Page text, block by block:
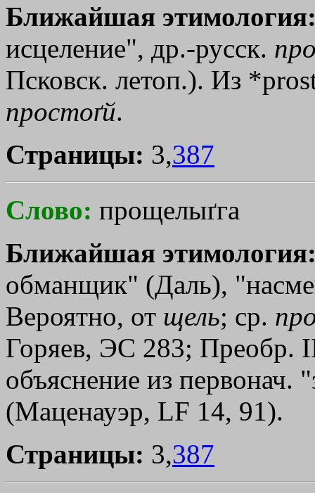
Ближайшая
исцеление", др.-русск.
Псковск. летоп.). Из
простоґй.
Страницы: 3,387
Слово: прощелыґга
Ближайшая
обманщик" (Даль),
Вероятно, от щель; ср.
Горяев, ЭС 283; Преобр.
объяснение из первонач.
(Маценауэр, LF 14, 91).
Страницы: 3,387